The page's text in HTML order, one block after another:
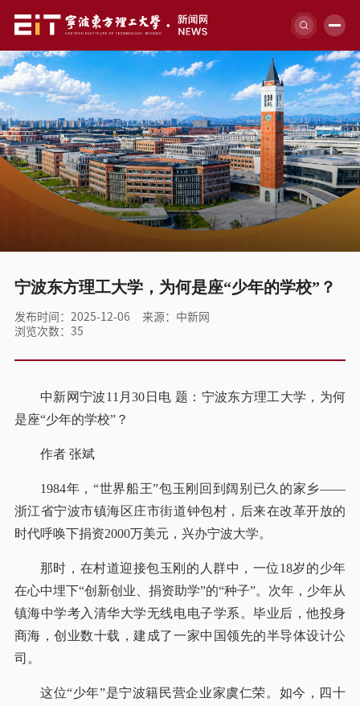
宁波东方理工大学，为何是座“少年的学校”？
发布时间：2025-12-06
来源：中新网
浏览次数： 35
中新网宁波11月30日电 题：宁波东方理工大学，为何
是座“少年的学校”？
作者 张斌
1984年，“世界船王”包玉刚回到阔别已久的家乡——
浙江省宁波市镇海区庄市街道钟包村，后来在改革开放的
时代呼唤下捐资2000万美元，兴办宁波大学。
那时，在村道迎接包玉刚的人群中，一位18岁的少年
在心中埋下“创新创业、捐资助学”的“种子”。次年，少年从
镇海中学考入清华大学无线电电子学系。毕业后，他投身
商海，创业数十载，建成了一家中国领先的半导体设计公
司。
这位“少年”是宁波籍民营企业家虞仁荣。如今，四十